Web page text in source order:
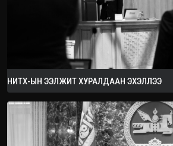
НИТХ-ЫН ЭЭЛЖИТ ХУРАЛДААН ЭХЭЛЛЭЭ